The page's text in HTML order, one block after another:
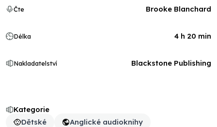
Kategorie
Dětské
Anglické audioknihy
Čte Brooke Blanchard
Délka 4 h 20 min
Nakladatelství Blackstone Publishing